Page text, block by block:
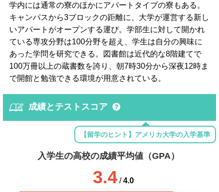
学内には通常の寮のほかにアパートタイプの寮もある。
キャンパスから3ブロックの距離に、大学が運営する新し
いアパートがオープンする運び。学部生に対して開かれ
ている専攻分野は100分野を超え、学生は自分の興味に
あった学問を研究できる。図書館は近代的な8階建てで
100万冊以上の蔵書数を誇り、朝7時30分から深夜12時ま
で開館と勉強できる環境が用意されている。
成績とテストスコア
【留学のヒント】アメリカ大学の入学基準
入学生の高校の成績平均値（GPA）
3.4/4.0